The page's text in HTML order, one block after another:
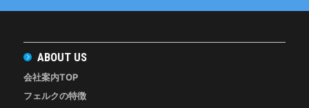
ABOUT US
会社案内TOP
フェルクの特徴